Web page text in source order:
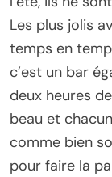
Les plus jolis
temps en
c’est un bar
deux heures
beau et
comme bien
pour faire la